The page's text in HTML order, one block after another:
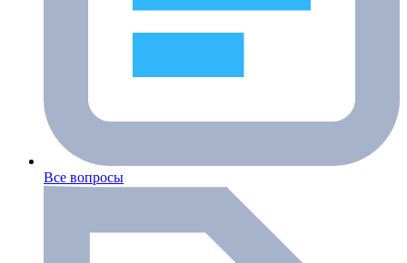
Все вопросы